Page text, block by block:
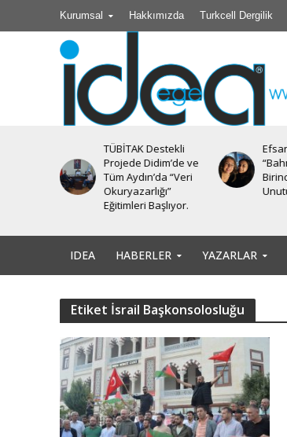
Kurumsal Hakkımızda Turkcell Dergilik
TÜBİTAK Destekli
Projede Didim’de ve
Tüm Aydın’da “Veri
Okuryazarlığı”
Eğitimleri Başlıyor.
IDEA HABERLER YAZARLAR
Etiket İsrail Başkonsolosluğu